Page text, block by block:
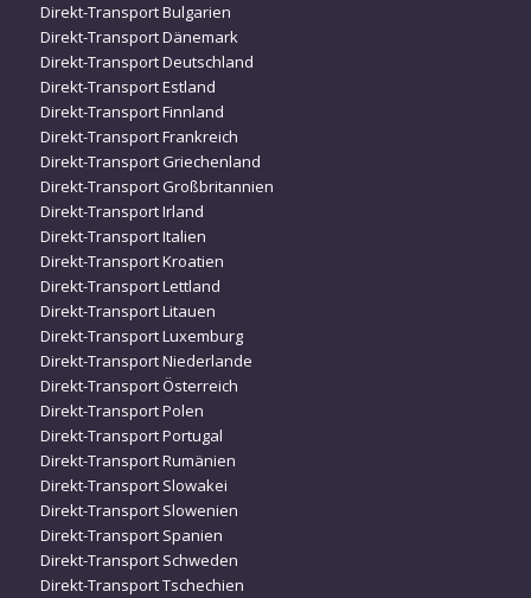
Direkt-Transport Bulgarien
Direkt-Transport Dänemark
Direkt-Transport Deutschland
Direkt-Transport Estland
Direkt-Transport Finnland
Direkt-Transport Frankreich
Direkt-Transport Griechenland
Direkt-Transport Großbritannien
Direkt-Transport Irland
Direkt-Transport Italien
Direkt-Transport Kroatien
Direkt-Transport Lettland
Direkt-Transport Litauen
Direkt-Transport Luxemburg
Direkt-Transport Niederlande
Direkt-Transport Österreich
Direkt-Transport Polen
Direkt-Transport Portugal
Direkt-Transport Rumänien
Direkt-Transport Slowakei
Direkt-Transport Slowenien
Direkt-Transport Spanien
Direkt-Transport Schweden
Direkt-Transport Tschechien